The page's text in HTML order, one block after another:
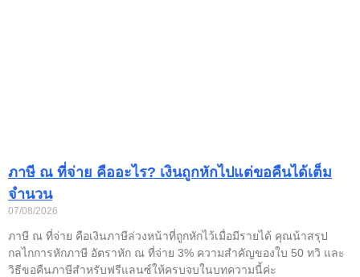
ภาษี ณ ที่จ่าย คืออะไร? เงินถูกหักไปแต่ขอคืนได้เต็ม
จำนวน
07/08/2026
ภาษี ณ ที่จ่าย คือเงินภาษีล่วงหน้าที่ถูกหักไว้เมื่อมีรายได้ คุณน้าสรุป
กลไกการหักภาษี อัตราหัก ณ ที่จ่าย 3% ความสำคัญของใบ 50 ทวิ และ
วิธีขอคืนภาษีสำหรับฟรีแลนซ์ให้ครบจบในบทความนี้ค่ะ